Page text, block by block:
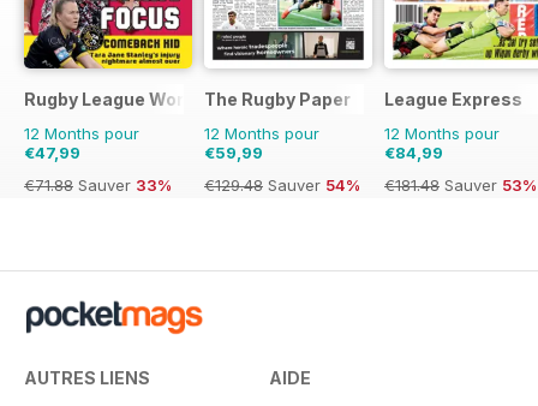
Rugby League World
12 Months pour
€47,99
€71.88 Sauver 33%
The Rugby Paper
12 Months pour
€59,99
€129.48 Sauver 54%
League Express
12 Months pour
€84,99
€181.48 Sauver 53%
AUTRES LIENS AIDE